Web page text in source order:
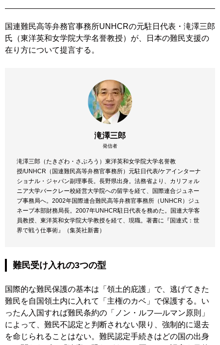
国連難民高等弁務官事務所UNHCRの元駐日代表・滝澤三郎
氏（東洋英和女学院大学名誉教授）が、日本の難民支援の
在り方について提言する。
滝澤三郎
発信者
滝澤三郎（たきざわ・さぶろう）東洋英和女学院大学名誉教
授/UNHCR（国連難民高等弁務官事務所）元駐日代表/ケアインターナ
ショナル・ジャパン副理事長。長野県出身。法務省より、カリフォル
ニア大学バークレー校経営大学院への留学を経て、国際連合ジュネー
ブ事務局へ。2002年国際連合難民高等弁務官事務所（UNHCR）ジュ
ネーブ本部財務局長。2007年UNHCR駐日代表を務めた。国連大学客
員教授、東洋英和女学院大学教授を経て、現職。著書に『国連式：世
界で戦う仕事術』（集英社新書）
難民受け入れの3つの型
国際的な難民保護の基本は「領土的庇護」で、逃げてきた
難民を自国領土内に入れて「主権のカベ」で保護する。い
ったん入国すれば難民条約の「ノン・ルフ―ルマン原則」
によって、難民不認定と判断されない限り、強制的に退去
を命じられることはない。難民認定手続きはどの国の出身